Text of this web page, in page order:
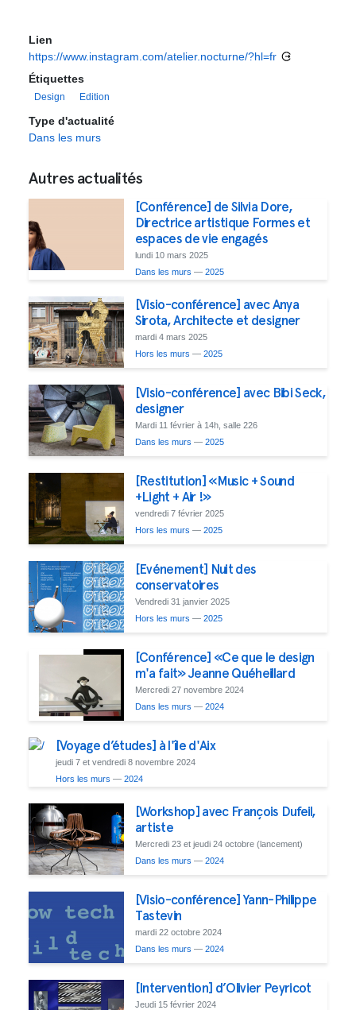
Lien
https://www.instagram.com/atelier.nocturne/?hl=fr
Étiquettes
Design Edition
Type d'actualité
Dans les murs
Autres actualités
[Conférence] de Silvia Dore,
Directrice artistique Formes et
espaces de vie engagés
lundi 10 mars 2025
Dans les murs — 2025
[Visio-conférence] avec Anya
Sirota, Architecte et designer
mardi 4 mars 2025
Hors les murs — 2025
[Visio-conférence] avec Bibi Seck,
designer
Mardi 11 février à 14h, salle 226
Dans les murs — 2025
[Restitution] «Music + Sound
+Light + Air !»
vendredi 7 février 2025
Hors les murs — 2025
[Evénement] Nuit des
conservatoires
Vendredi 31 janvier 2025
Hors les murs — 2025
[Conférence] «Ce que le design
m'a fait» Jeanne Quéheillard
Mercredi 27 novembre 2024
Dans les murs — 2024
[Voyage d’études] à l'île d'Aix
jeudi 7 et vendredi 8 novembre 2024
Hors les murs — 2024
[Workshop] avec François Dufeil,
artiste
Mercredi 23 et jeudi 24 octobre (lancement)
Dans les murs — 2024
[Visio-conférence] Yann-Philippe
Tastevin
mardi 22 octobre 2024
Dans les murs — 2024
[Intervention] d’Olivier Peyricot
Jeudi 15 février 2024